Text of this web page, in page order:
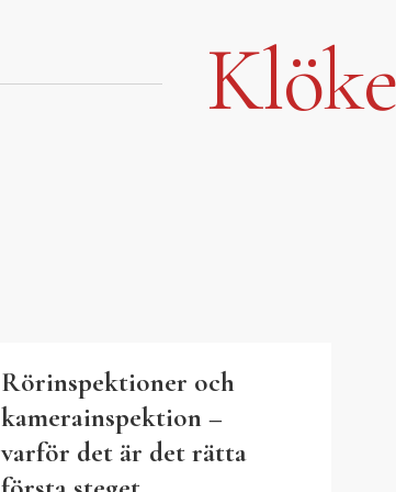
Rörinspektioner och
kamerainspektion –
varför det är det rätta